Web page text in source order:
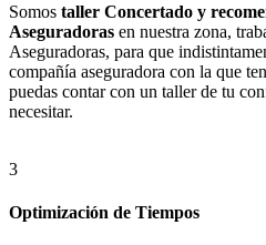
Somos taller Concertado y
Aseguradoras en nuestra zona,
Aseguradoras, para que
compañía aseguradora con la que
puedas contar con un taller de tu
necesitar.
3
Optimización de Tiempos